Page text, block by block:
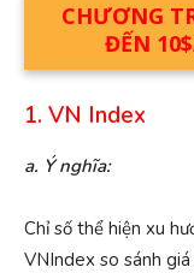
CHƯƠNG
ĐẾN
1. VN Index
a. Ý nghĩa:
Chỉ số thể hiện xu
VNIndex so sánh